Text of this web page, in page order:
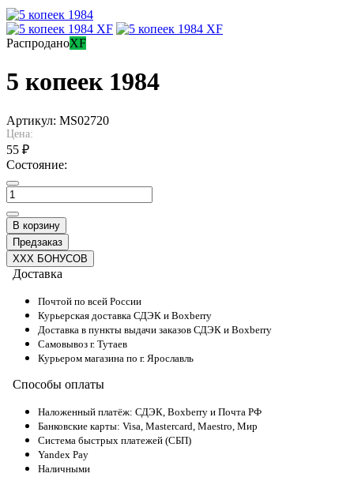
РаспроданоXF
5 копеек 1984
Артикул: MS02720
Цена:
55 ₽
Состояние:
В корзину
Предзаказ
XXX БОНУСОВ
Доставка
Почтой по всей России
Курьерская доставка СДЭК и Boxberry
Доставка в пункты выдачи заказов СДЭК и Boxberry
Самовывоз г. Тутаев
Курьером магазина по г. Ярославль
Способы оплаты
Наложенный платёж: СДЭК, Boxberry и Почта РФ
Банковские карты: Visa, Mastercard, Maestro, Мир
Система быстрых платежей (СБП)
Yandex Pay
Наличными